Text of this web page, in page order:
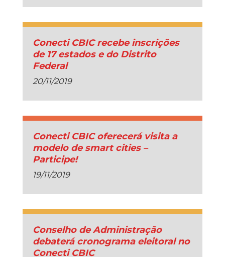
Conecti CBIC recebe inscrições
de 17 estados e do Distrito
Federal
20/11/2019
Conecti CBIC oferecerá visita a
modelo de smart cities –
Participe!
19/11/2019
Conselho de Administração
debaterá cronograma eleitoral no
Conecti CBIC